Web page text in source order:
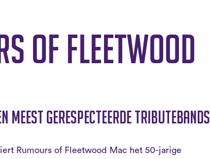
of Fleetwood
meest gerespecteerde tributebands
Rumours of Fleetwood Mac het 50-jarige